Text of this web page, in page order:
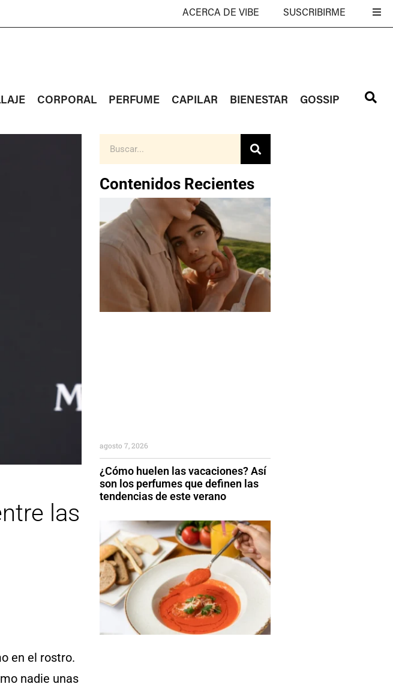
ACERCA DE VIBE SUSCRIBIRME
CORPORAL PERFUME CAPILAR BIENESTAR GOSSIP
las
en el rostro.
nadie unas
Contenidos Recientes
¿Cómo huelen las vacaciones? Así
son los perfumes que definen las
tendencias de este verano
agosto 7, 2026